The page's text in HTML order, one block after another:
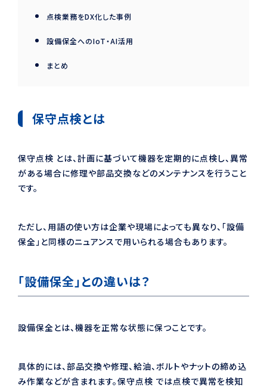
点検業務をDX化した事例
設備保全へのIoT・AI活用
まとめ
保守点検とは
保守点検 とは、計画に基づいて機器を定期的に点検し、異常
がある場合に修理や部品交換などのメンテナンスを行うこと
です。
ただし、用語の使い方は企業や現場によっても異なり、「設備
保全」と同様のニュアンスで用いられる場合もあります。
「設備保全」との違いは？
設備保全とは、機器を正常な状態に保つことです。
具体的には、部品交換や修理、給油、ボルトやナットの締め込
み作業などが含まれます。保守点検 では点検で異常を検知